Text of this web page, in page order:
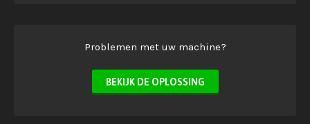
Problemen met uw machine?
BEKIJK DE OPLOSSING